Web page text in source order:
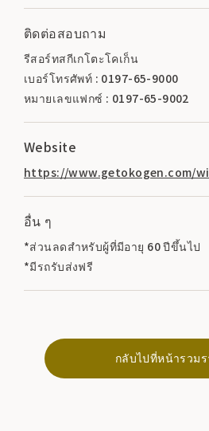
ติดต่อสอบถาม
รีสอร์ทสกีเกโตะโคเก็น
เบอร์โทรศัพท์ : 0197-65-9000
หมายเลขแฟกซ์ : 0197-65-9002
Website
https://www.getokogen.com/
อื่น ๆ
*ส่วนลดสำหรับผู้ที่มีอายุ 60 ปีขึ้นไป
*มีรถรับส่งฟรี
กลับไปที่หน้ารวมร